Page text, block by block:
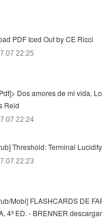
PDF Iced Out by CE Ricci
22:25
Dos amores de mi vida,
Reid
22:24
Threshold: Terminal
22:23
Mobi] FLASHCARDS DE
4ª ED. - BRENNER